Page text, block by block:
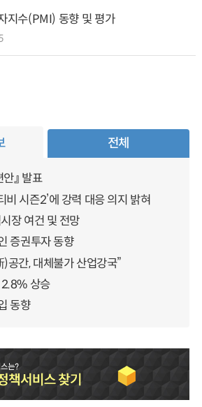
지수(PMI) 동향 및 평가
전체
』 발표
비 시즌2’에 강력 대응 의지 밝혀
장 여건 및 전망
증권투자 동향
공간, 대체불가 산업강국”
상승
동향